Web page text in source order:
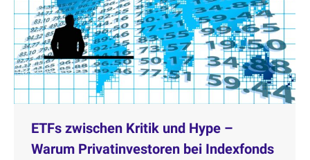
ETFs zwischen Kritik und Hype –
Warum Privatinvestoren bei Indexfonds